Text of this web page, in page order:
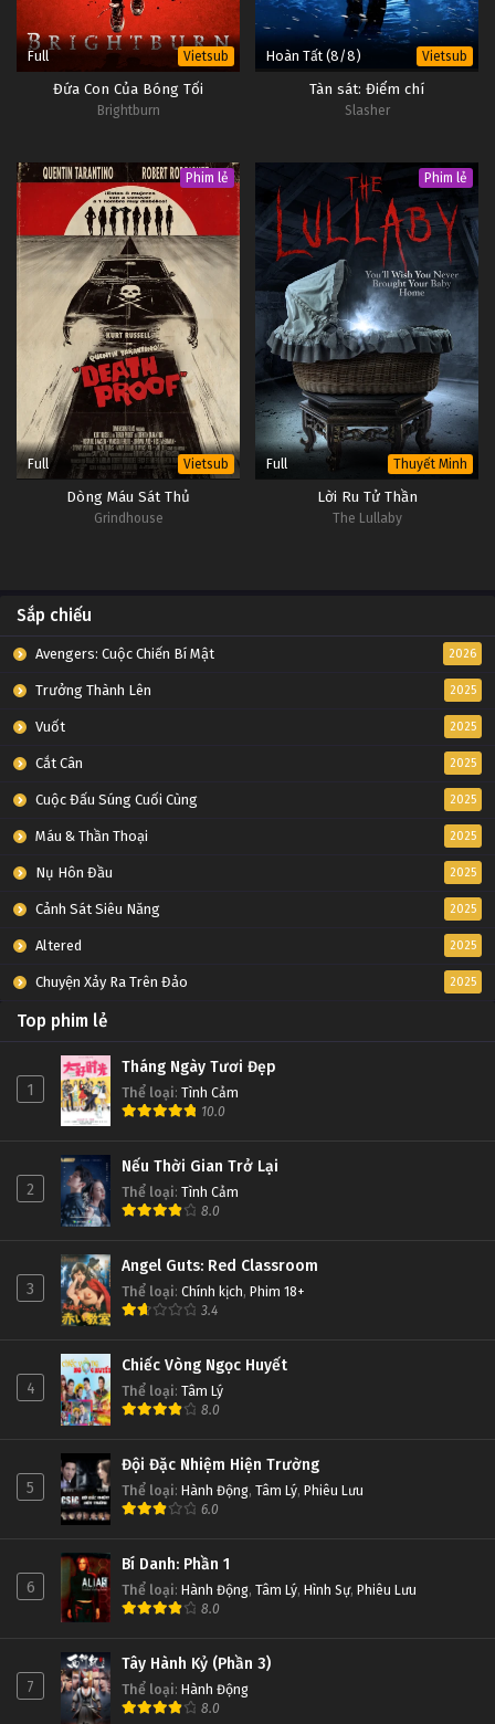
Full Vietsub
Đứa Con Của Bóng Tối
Brightburn
Hoàn Tất (8/8) Vietsub
Tàn sát: Điểm chí
Slasher
Phim lẻ
Full Vietsub
Dòng Máu Sát Thủ
Grindhouse
Phim lẻ
Full Thuyết Minh
Lời Ru Tử Thần
The Lullaby
Sắp chiếu
Avengers: Cuộc Chiến Bí Mật 2026
Trưởng Thành Lên 2025
Vuốt 2025
Cắt Cân 2025
Cuộc Đấu Súng Cuối Cùng 2025
Máu & Thần Thoại 2025
Nụ Hôn Đầu 2025
Cảnh Sát Siêu Năng 2025
Altered 2025
Chuyện Xảy Ra Trên Đảo 2025
Top phim lẻ
1
Tháng Ngày Tươi Đẹp
Thể loại: Tình Cảm
10.0
2
Nếu Thời Gian Trở Lại
Thể loại: Tình Cảm
8.0
3
Angel Guts: Red Classroom
Thể loại: Chính kịch, Phim 18+
3.4
4
Chiếc Vòng Ngọc Huyết
Thể loại: Tâm Lý
8.0
5
Đội Đặc Nhiệm Hiện Trường
Thể loại: Hành Động, Tâm Lý, Phiêu Lưu
6.0
6
Bí Danh: Phần 1
Thể loại: Hành Động, Tâm Lý, Hình Sự, Phiêu Lưu
8.0
7
Tây Hành Kỷ (Phần 3)
Thể loại: Hành Động
8.0